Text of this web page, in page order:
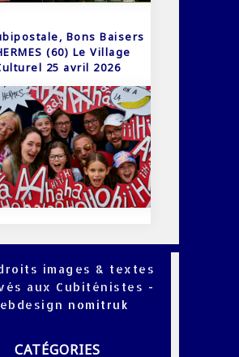
Bons Baisers
(60) Le Village
25 avril 2026
images & textes
aux Cubiténistes -
nomitruk
CATÉGORIES